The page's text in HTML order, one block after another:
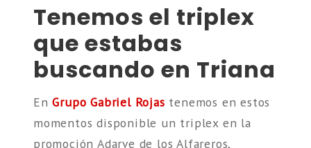
Tenemos el triplex
que estabas
buscando en Triana
EnGrupo Gabriel Rojas tenemos en estos
momentos disponible un triplex en la
promoción Adarve de los Alfareros,